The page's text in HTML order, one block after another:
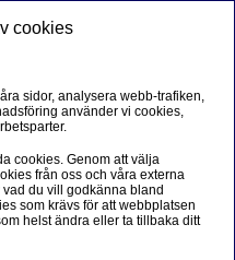
historiska avkastning är inte en
framöver. De pengar som
och det är inte säkert att du får
med riskklass 5-7 kan minska
cookies
sidor, analysera webb-trafiken,
använder vi cookies,
cookies. Genom att välja
från oss och våra externa
du vill godkänna bland
som krävs för att webbplatsen
helst ändra eller ta tillbaka ditt